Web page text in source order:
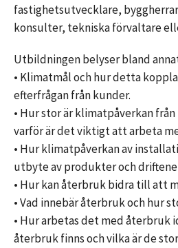
fastighetsutvecklare,
konsulter, tekniska förvaltare
Utbildningen belyser bland
• Klimatmål och hur detta
efterfrågan från kunder.
• Hur stor är klimatpåverkan
varför är det viktigt att arbeta
• Hur klimatpåverkan av
utbyte av produkter och
• Hur kan återbruk bidra till att
• Vad innebär återbruk och hur
• Hur arbetas det med återbruk
återbruk finns och vilka är de